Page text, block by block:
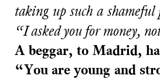
taking up such a
“I asked you for money,
A beggar, to Madrid,
“You are young and